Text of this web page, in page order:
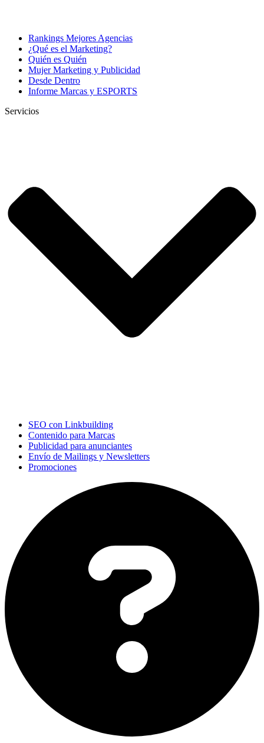
Rankings Mejores Agencias
¿Qué es el Marketing?
Quién es Quién
Mujer Marketing y Publicidad
Desde Dentro
Informe Marcas y ESPORTS
Servicios
SEO con Linkbuilding
Contenido para Marcas
Publicidad para anunciantes
Envío de Mailings y Newsletters
Promociones